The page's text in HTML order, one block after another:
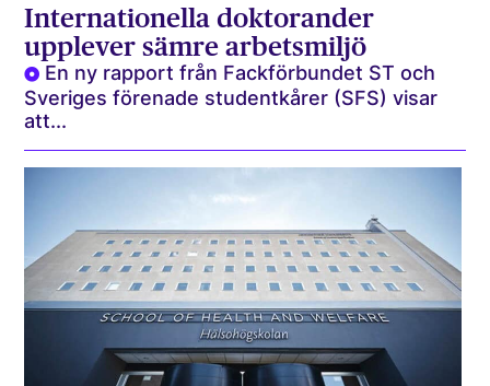
Internationella doktorander
upplever sämre arbetsmiljö
En ny rapport från Fackförbundet ST och
Sveriges förenade studentkårer (SFS) visar
att...